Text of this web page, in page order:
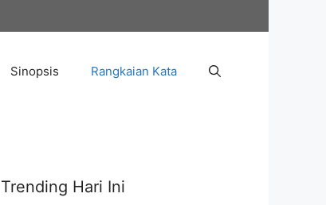
Sinopsis Rangkaian Kata
Trending Hari Ini